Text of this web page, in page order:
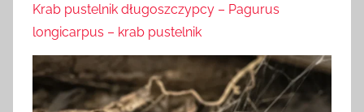
Krab pustelnik długoszczypcy – Pagurus
longicarpus – krab pustelnik